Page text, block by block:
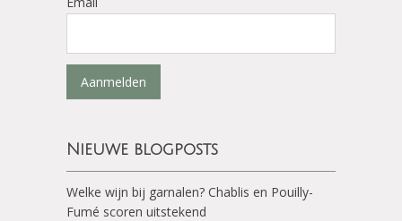
Aanmelden
Nieuwe blogposts
Welke wijn bij garnalen? Chablis en Pouilly-
Fumé scoren uitstekend